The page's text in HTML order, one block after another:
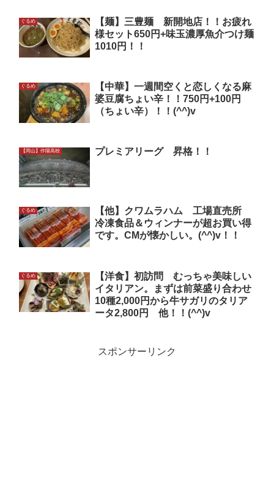
ぐるめ
【麺】三豊麺 新開地店！！お疲れ
様セット650円+味玉濃厚魚介つけ麺
1010円！！
ぐるめ
【中華】一週間空くと恋しくなる麻
婆豆腐ちょい辛！！750円+100円
（ちょい辛）！！(^^)v
【岡山】作陽高校 プレミアリーグ 昇格！！
ぐるめ
【他】クワムラハム 工場直売所
冷凍食品＆ウィンナーが超お買い得
です。CMが懐かしい。(^^)v！！
ぐるめ
【洋食】初訪問 むっちゃ美味しい
イタリアン。まずは前菜盛り合わせ
10種2,000円から牛サガリのタリア
ータ2,800円 他！！(^^)v
スポンサーリンク